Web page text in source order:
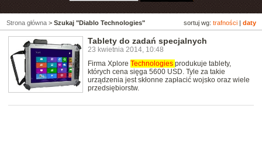
sortuj wg: trafności daty
Strona główna > Szukaj "Diablo Technologies"
Tablety do zadań specjalnych
23 kwietnia 2014, 10:48
Firma Xplore Technologies produkuje tablety,
których cena sięga 5600 USD. Tyle za takie
urządzenia jest skłonne zapłacić wojsko oraz wiele
przedsiębiorstw.